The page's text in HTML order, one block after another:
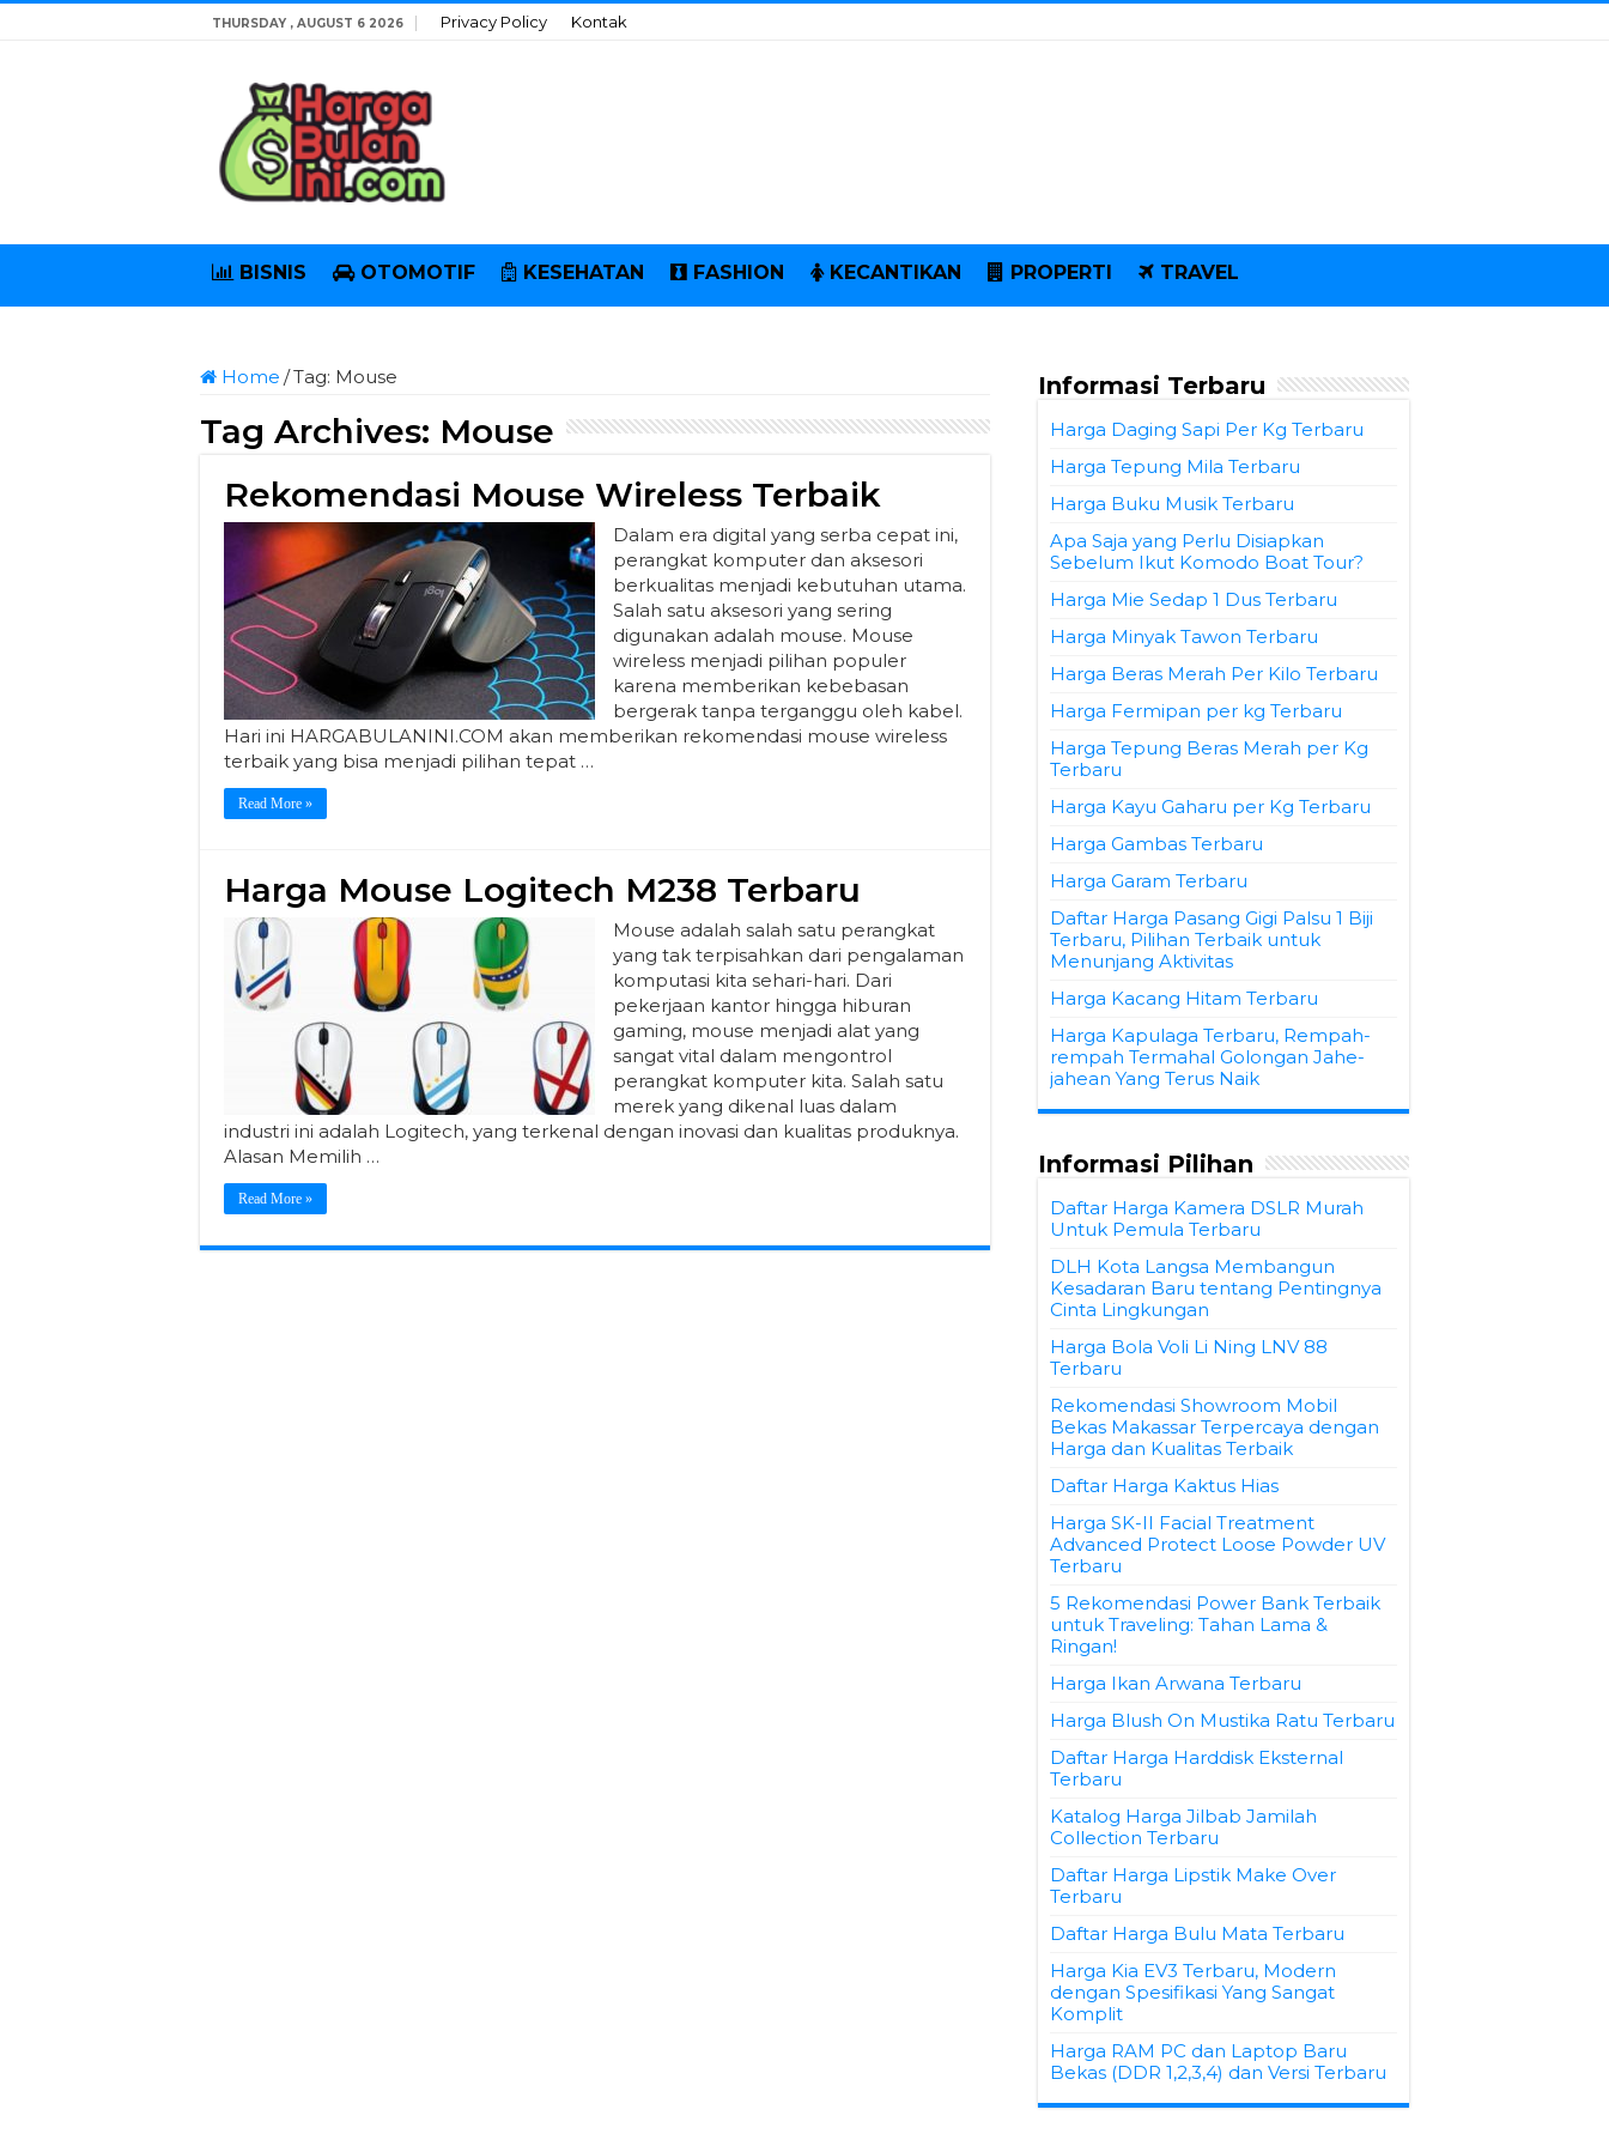
THURSDAY , AUGUST 6 2026 Privacy Policy Kontak
BISNIS OTOMOTIF KESEHATAN FASHION KECANTIKAN PROPERTI TRAVEL
Home /Tag: Mouse
Tag Archives: Mouse
Rekomendasi Mouse Wireless Terbaik
Dalam era digital yang serba cepat ini,
perangkat komputer dan aksesori
berkualitas menjadi kebutuhan utama.
Salah satu aksesori yang sering
digunakan adalah mouse. Mouse
wireless menjadi pilihan populer
karena memberikan kebebasan
bergerak tanpa terganggu oleh kabel.
Hari ini HARGABULANINI.COM akan memberikan rekomendasi mouse wireless
terbaik yang bisa menjadi pilihan tepat …
Read More »
Harga Mouse Logitech M238 Terbaru
Mouse adalah salah satu perangkat
yang tak terpisahkan dari pengalaman
komputasi kita sehari-hari. Dari
pekerjaan kantor hingga hiburan
gaming, mouse menjadi alat yang
sangat vital dalam mengontrol
perangkat komputer kita. Salah satu
merek yang dikenal luas dalam
industri ini adalah Logitech, yang terkenal dengan inovasi dan kualitas produknya.
Alasan Memilih …
Read More »
Informasi Terbaru
Harga Daging Sapi Per Kg Terbaru
Harga Tepung Mila Terbaru
Harga Buku Musik Terbaru
Apa Saja yang Perlu Disiapkan
Sebelum Ikut Komodo Boat Tour?
Harga Mie Sedap 1 Dus Terbaru
Harga Minyak Tawon Terbaru
Harga Beras Merah Per Kilo Terbaru
Harga Fermipan per kg Terbaru
Harga Tepung Beras Merah per Kg
Terbaru
Harga Kayu Gaharu per Kg Terbaru
Harga Gambas Terbaru
Harga Garam Terbaru
Daftar Harga Pasang Gigi Palsu 1 Biji
Terbaru, Pilihan Terbaik untuk
Menunjang Aktivitas
Harga Kacang Hitam Terbaru
Harga Kapulaga Terbaru, Rempah-
rempah Termahal Golongan Jahe-
jahean Yang Terus Naik
Informasi Pilihan
Daftar Harga Kamera DSLR Murah
Untuk Pemula Terbaru
DLH Kota Langsa Membangun
Kesadaran Baru tentang Pentingnya
Cinta Lingkungan
Harga Bola Voli Li Ning LNV 88
Terbaru
Rekomendasi Showroom Mobil
Bekas Makassar Terpercaya dengan
Harga dan Kualitas Terbaik
Daftar Harga Kaktus Hias
Harga SK-II Facial Treatment
Advanced Protect Loose Powder UV
Terbaru
5 Rekomendasi Power Bank Terbaik
untuk Traveling: Tahan Lama &
Ringan!
Harga Ikan Arwana Terbaru
Harga Blush On Mustika Ratu Terbaru
Daftar Harga Harddisk Eksternal
Terbaru
Katalog Harga Jilbab Jamilah
Collection Terbaru
Daftar Harga Lipstik Make Over
Terbaru
Daftar Harga Bulu Mata Terbaru
Harga Kia EV3 Terbaru, Modern
dengan Spesifikasi Yang Sangat
Komplit
Harga RAM PC dan Laptop Baru
Bekas (DDR 1,2,3,4) dan Versi Terbaru